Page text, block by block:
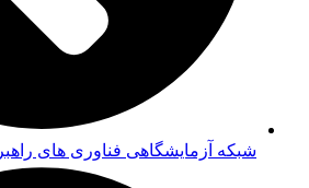
شبکه آزمایشگاهی فناوری های راهبردی